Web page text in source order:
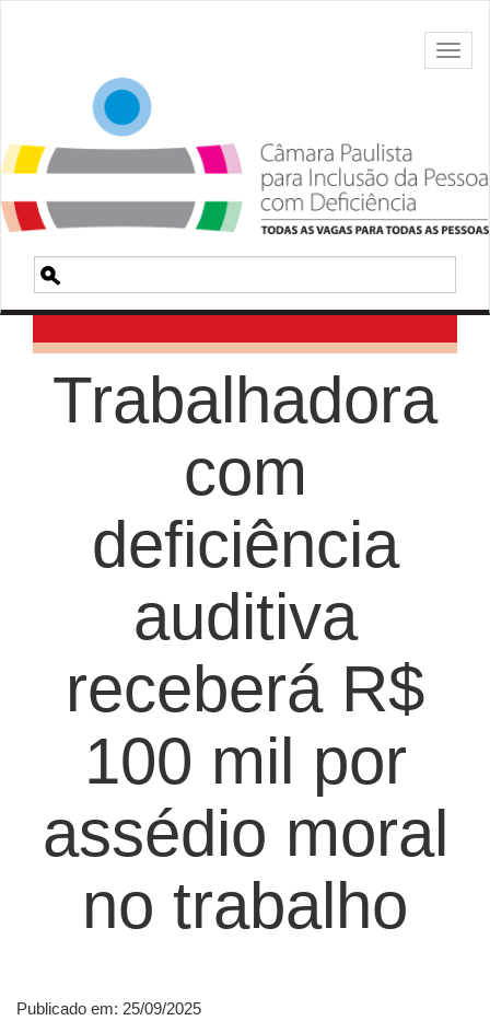
Pesquisa
Trabalhadora
com
deficiência
auditiva
receberá R$
100 mil por
assédio moral
no trabalho
Publicado em: 25/09/2025